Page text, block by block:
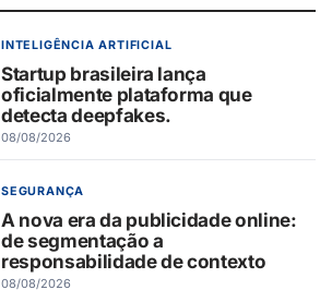
INTELIGÊNCIA ARTIFICIAL
Startup brasileira lança
oficialmente plataforma que
detecta deepfakes.
08/08/2026
SEGURANÇA
A nova era da publicidade online:
de segmentação a
responsabilidade de contexto
08/08/2026